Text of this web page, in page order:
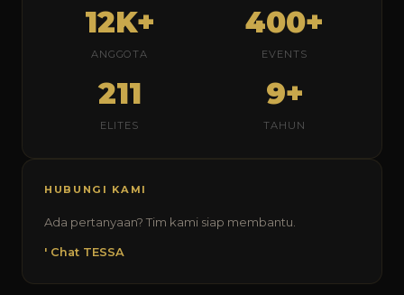
12K+
ANGGOTA
400+
EVENTS
211
ELITES
9+
TAHUN
HUBUNGI KAMI
Ada pertanyaan? Tim kami siap membantu.
' Chat TESSA